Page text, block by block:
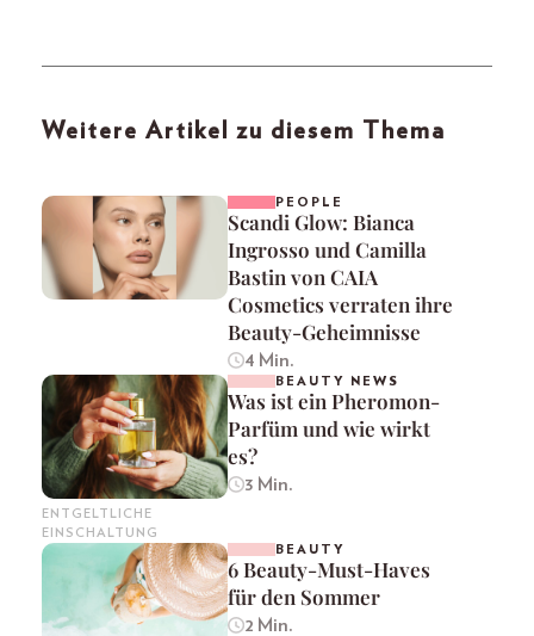
Weitere Artikel zu diesem Thema
PEOPLE
Scandi Glow: Bianca
Ingrosso und Camilla
Bastin von CAIA
Cosmetics verraten ihre
Beauty-Geheimnisse
4 Min.
ENTGELTLICHE
EINSCHALTUNG
BEAUTY NEWS
Was ist ein Pheromon-
Parfüm und wie wirkt
es?
3 Min.
BEAUTY
6 Beauty-Must-Haves
für den Sommer
2 Min.